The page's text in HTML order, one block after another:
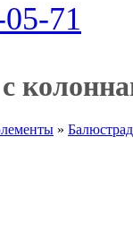
71
»